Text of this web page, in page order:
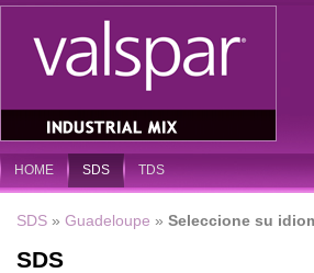
HOME SDS TDS
SDS » Guadeloupe » Seleccione su
SDS